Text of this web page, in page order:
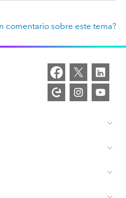
comentario sobre este tema?